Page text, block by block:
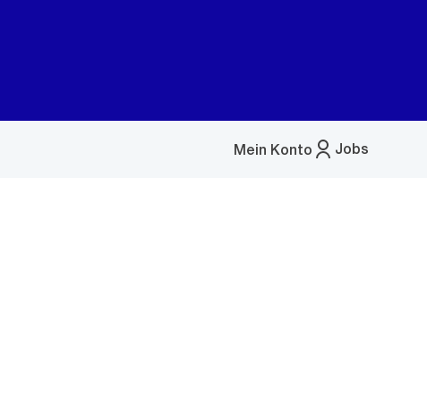
Jobs
Mein Konto
Menü